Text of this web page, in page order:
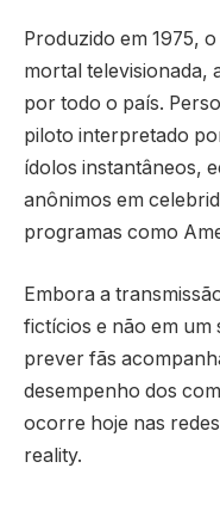
Produzido em 1975,
mortal televisionada,
por todo o país.
piloto interpretado
ídolos instantâneos,
anônimos em
programas como
Embora a
fictícios e não em um
prever fãs
desempenho dos
ocorre hoje nas
reality.